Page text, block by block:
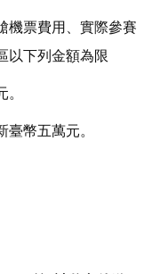
機票費用、實際參賽
以下列金額為限
臺幣五萬元。